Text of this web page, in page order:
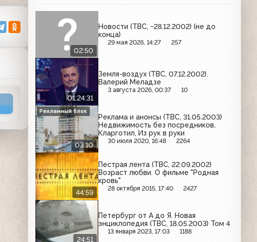
02:50
Новости (ТВС, ~28.12.2002) (не до
конца)
29 мая 2026, 14:27 257
01:24:31
Земля-воздух (ТВС, 07.12.2002).
Валерий Меладзе
3 августа 2026, 00:37 10
03:10
Реклама и анонсы (ТВС, 31.05.2003)
Недвижимость без посредников,
Кларготил, Из рук в руки
30 июля 2020, 16:48 2264
Рекламный блок
44:59
Пестрая лента (ТВС, 22.09.2002)
Возраст любви. О фильме "Родная
кровь"
28 октября 2015, 17:40 2427
24:51
Петербург от А до Я. Новая
энциклопедия (ТВС, 18.05.2003) Том 4
13 января 2023, 17:03 1188